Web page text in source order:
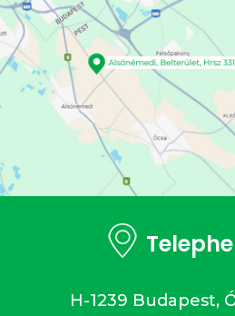
H-1239 Budapest,